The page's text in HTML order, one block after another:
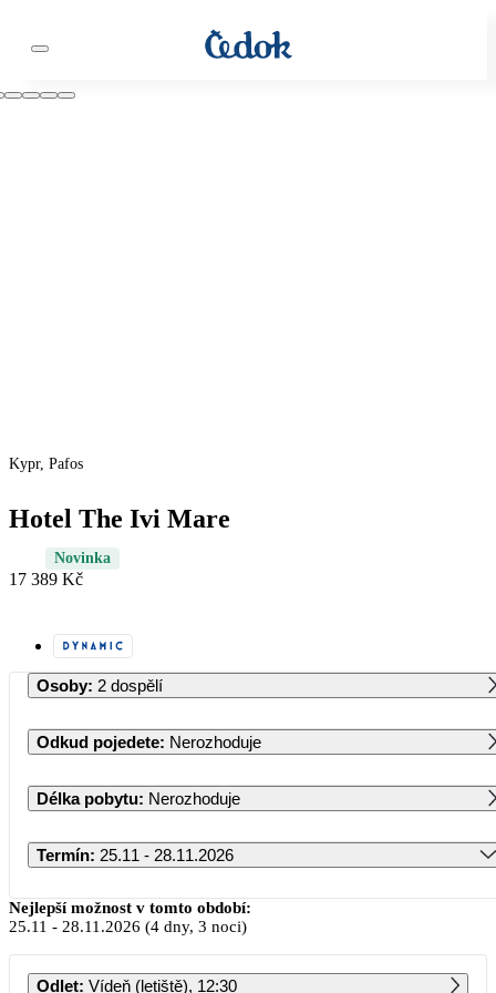
Kypr, Pafos
Hotel The Ivi Mare
Novinka
17 389 Kč
Osoby: 2 dospělí
Odkud pojedete: Nerozhoduje
Délka pobytu: Nerozhoduje
Termín: 25.11 - 28.11.2026
Listopad 2026
PO ÚT ST ČT PÁ SO NE
Nejlepší možnost v tomto období:
25.11 - 28.11.2026 (4 dny, 3 noci)
Odlet: Vídeň (letiště), 12:30